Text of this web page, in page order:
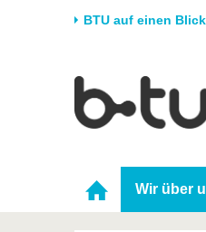
BTU auf einen Blick
Universität
Karriere & Engagement
Wir über